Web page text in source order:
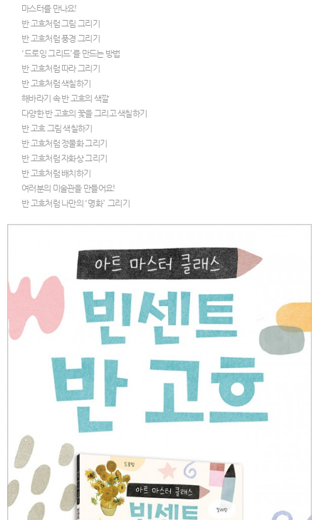
마스터를 만나요!
반 고흐처럼 그림 그리기
반 고흐처럼 풍경 그리기
­‘드로잉 그리드’를 만드는 방법
반 고흐처럼 따라 그리기
반 고흐처럼 색칠하기
해바라기 속 반 고흐의 색깔
다양한 반 고흐의 꽃을 그리고 색칠하기
반 고흐 그림 색칠하기
반 고흐처럼 정물화 그리기
반 고흐처럼 자화상 그리기
반 고흐처럼 배치하기
여러분의 미술관을 만들어요!
반 고흐처럼 나만의 ‘명화’ 그리기